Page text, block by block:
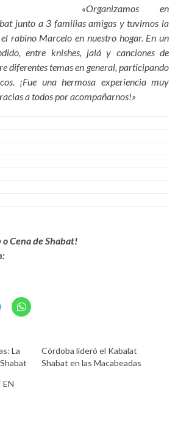
«Organizamos en
junto a 3 familias amigas y tuvimos la
rabino Marcelo en nuestro hogar. En un
entre knishes, jalá y canciones de
diferentes temas en general, participando
¡Fue una hermosa experiencia muy
a todos por acompañarnos!»
Cena de Shabat!
La
Córdoba lideró el Kabalat
Shabat en las Macabeadas
EN